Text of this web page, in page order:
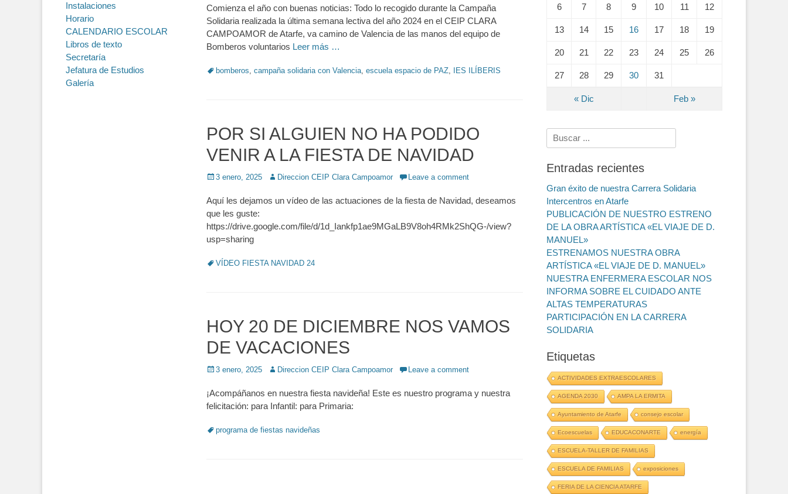
Comienza el año con buenas noticias: Todo lo recogido durante la Campaña
Solidaria realizada la última semana lectiva del año 2024 en el CEIP CLARA
CAMPOAMOR de Atarfe, va camino de Valencia de las manos del equipo de
Bomberos voluntarios Leer más …
Tagsbomberos, campaña solidaria con Valencia, escuela espacio de PAZ, IES ILÍBERIS
POR SI ALGUIEN NO HA PODIDO
VENIR A LA FIESTA DE NAVIDAD
Posted
3 enero, 2025 Author
Direccion CEIP Clara Campoamor Leave a comment
Aquí les dejamos un vídeo de las actuaciones de la fiesta de Navidad, deseamos
que les guste:
https://drive.google.com/file/d/1d_Iankfp1ae9MGaLB9V8oh4RMk2ShQG-/view?
usp=sharing
TagsVÍDEO FIESTA NAVIDAD 24
HOY 20 DE DICIEMBRE NOS VAMOS
DE VACACIONES
Posted
3 enero, 2025 Author
Direccion CEIP Clara Campoamor Leave a comment
¡Acompáñanos en nuestra fiesta navideña! Este es nuestro programa y nuestra
felicitación: para Infantil: para Primaria:
Tagsprograma de fiestas navideñas
« Dic Feb »
6 7 8 9 10 11 12
13 14 15 16 17 18 19
20 21 22 23 24 25 26
27 28 29 30 31
Search
for:
Entradas recientes
Gran éxito de nuestra Carrera Solidaria
Intercentros en Atarfe
PUBLICACIÓN DE NUESTRO ESTRENO
DE LA OBRA ARTÍSTICA «EL VIAJE DE D.
MANUEL»
ESTRENAMOS NUESTRA OBRA
ARTÍSTICA «EL VIAJE DE D. MANUEL»
NUESTRA ENFERMERA ESCOLAR NOS
INFORMA SOBRE EL CUIDADO ANTE
ALTAS TEMPERATURAS
PARTICIPACIÓN EN LA CARRERA
SOLIDARIA
Etiquetas
ACTIVIDADES EXTRAESCOLARES
AGENDA 2030 AMPA LA ERMITA
Ayuntamiento de Atarfe consejo escolar
Ecoescuelas EDUCACONARTE energía
ESCUELA-TALLER DE FAMILIAS
ESCUELA DE FAMILIAS exposiciones
FERIA DE LA CIENCIA ATARFE
Instalaciones
Horario
CALENDARIO ESCOLAR
Libros de texto
Secretaría
Jefatura de Estudios
Galería